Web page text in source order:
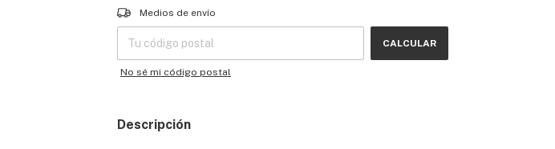
Entregas para el CP:
Medios de envío
CALCULAR
No sé mi código postal
Descripción